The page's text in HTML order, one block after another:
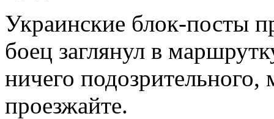
Украинские блок-посты
боец заглянул в
ничего
проезжайте.